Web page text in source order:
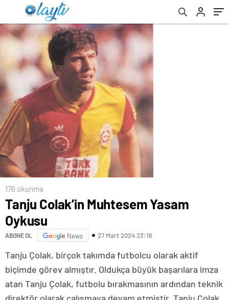
176 okunma
Tanju Colak’in Muhtesem Yasam
Oykusu
ABONE OL News 27 Mart 2024 23:16
Tanju Çolak, birçok takımda futbolcu olarak aktif
biçimde görev almıştır. Oldukça büyük başarılara imza
atan Tanju Çolak, futbolu bırakmasının ardından teknik